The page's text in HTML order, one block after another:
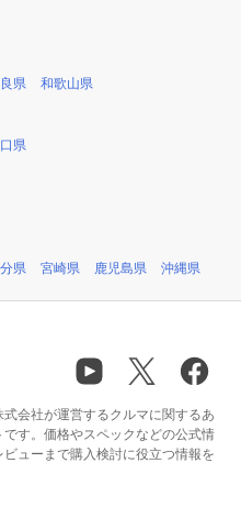
県 和歌山県
県
県 宮崎県 鹿児島県 沖縄県
会社が運営するクルマに関するあ
す。価格やスペックなどの公式情
ューまで購入検討に役立つ情報を